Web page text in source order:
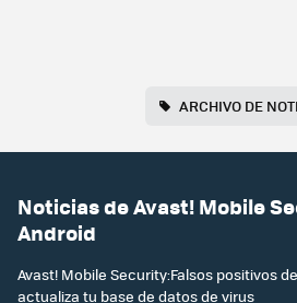
ARCHIVO DE
Noticias de Avast! Mobile
Android
Avast! Mobile Security:Falsos positivos
actualiza tu base de datos de virus